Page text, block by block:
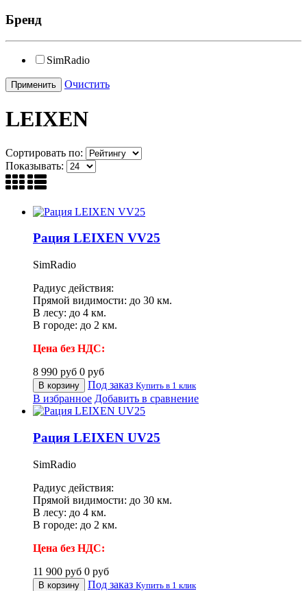
Бренд
SimRadio
Очистить
LEIXEN
Сортировать по:
Показывать:
Рация LEIXEN VV25
SimRadio
Радиус действия:
Прямой видимости: до 30 км.
В лесу: до 4 км.
В городе: до 2 км.
Цена без НДС:
8 990 руб 0 руб
В корзину Под заказ Купить в 1 клик
В избранное Добавить в сравнение
Рация LEIXEN UV25
SimRadio
Радиус действия:
Прямой видимости: до 30 км.
В лесу: до 4 км.
В городе: до 2 км.
Цена без НДС:
11 900 руб 0 руб
В корзину Под заказ Купить в 1 клик